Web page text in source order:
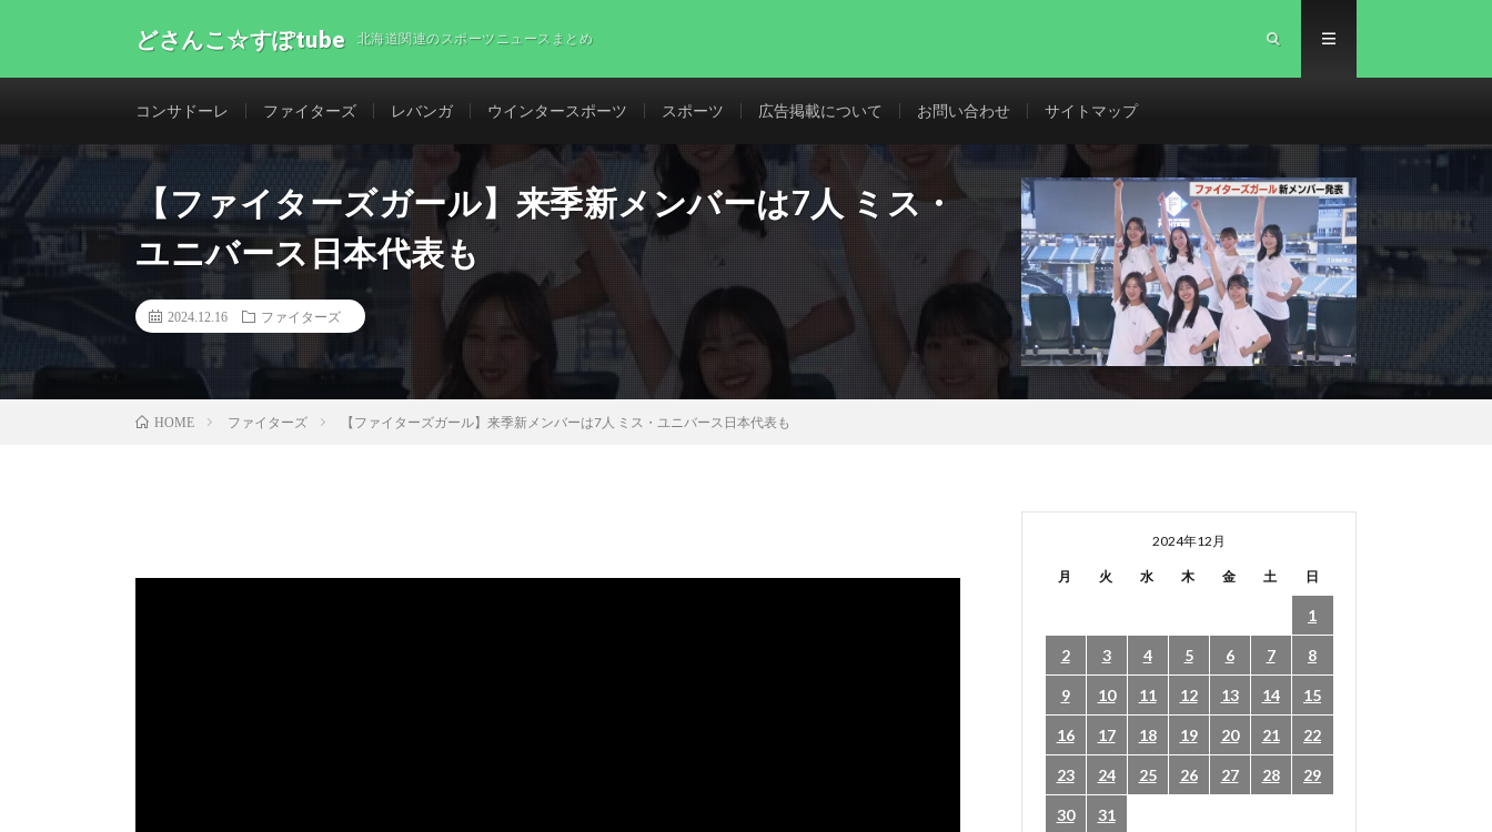
どさんこ☆すぽtube 北海道関連のスポーツニュースまとめ
コンサドーレ ファイターズ レバンガ ウインタースポーツ スポーツ 広告掲載について お問い合わせ サイトマップ
【ファイターズガール】来季新メンバーは7人 ミス・
ユニバース日本代表も
2024.12.16 ファイターズ
HOME ファイターズ 【ファイターズガール】来季新メンバーは7人 ミス・ユニバース日本代表も
2024年12月
月 火 水 木 金 土 日
1
2 3 4 5 6 7 8
9 10 11 12 13 14 15
16 17 18 19 20 21 22
23 24 25 26 27 28 29
30
31